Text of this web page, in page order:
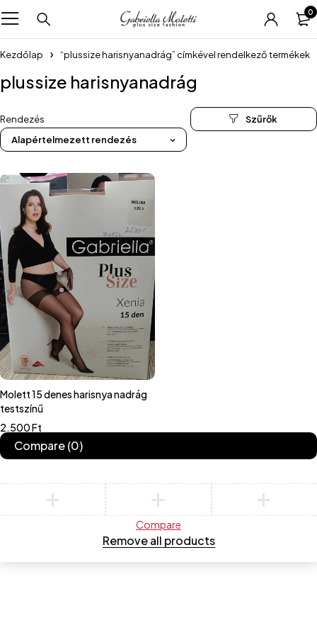
0
Kezdőlap “plussize harisnyanadrág” címkével rendelkező termékek
plussize harisnyanadrág
Rendezés
Alapértelmezett rendezés
Molett 15 denes harisnya nadrág
testszínű
2.500Ft
Compare(0)
Compare
Remove all products